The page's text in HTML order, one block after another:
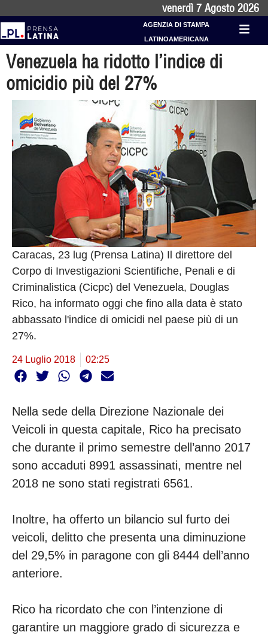
venerdì 7 Agosto 2026
AGENZIA DI STAMPA
LATINOAMERICANA
Venezuela ha ridotto l’indice di
omicidio più del 27%
Caracas, 23 lug (Prensa Latina) Il direttore del
Corpo di Investigazioni Scientifiche, Penali e di
Criminalistica (Cicpc) del Venezuela, Douglas
Rico, ha informato oggi che fino alla data è stato
abbassato l'indice di omicidi nel paese più di un
27%.
24 Luglio 2018 02:25
Nella sede della Direzione Nazionale dei
Veicoli in questa capitale, Rico ha precisato
che durante il primo semestre dell’anno 2017
sono accaduti 8991 assassinati, mentre nel
2018 ne sono stati registrati 6561.
Inoltre, ha offerto un bilancio sul furto dei
veicoli, delitto che presenta una diminuzione
del 29,5% in paragone con gli 8444 dell’anno
anteriore.
Rico ha ricordato che con l’intenzione di
garantire un maggiore grado di sicurezza e